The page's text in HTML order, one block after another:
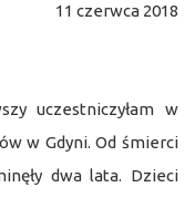
11 czerwca 2018
uczestniczyłam w
w Gdyni. Od śmierci
dwa lata. Dzieci